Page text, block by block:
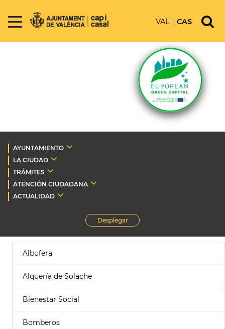
VAL CAS
AYUNTAMIENTO
LA CIUDAD
TRÁMITES
ATENCIÓN CIUDADANA
ACTUALIDAD
Desplegar
Albufera
Alquería de Solache
Bienestar Social
Bomberos